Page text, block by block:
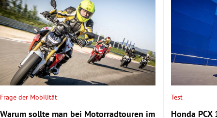
Frage der Mobilität
Warum sollte man bei Motorradtouren im
Test
Honda